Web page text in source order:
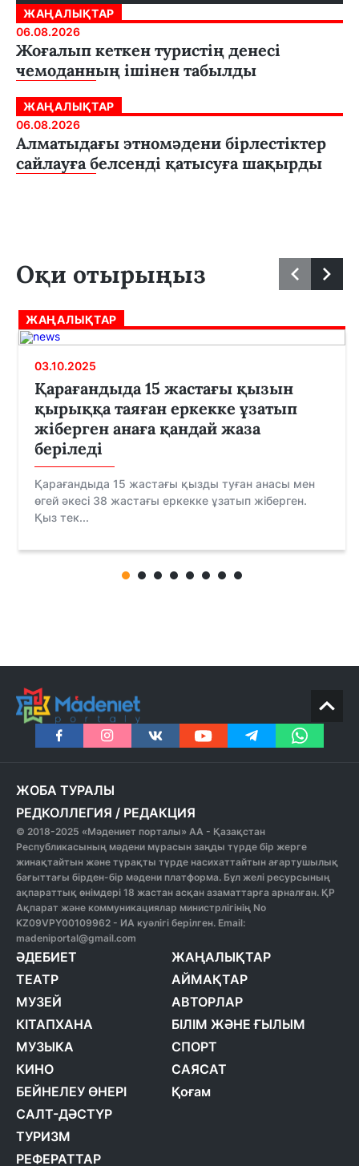
ЖАҢАЛЫҚТАР
06.08.2026
Жоғалып кеткен туристің денесі
чемоданның ішінен табылды
ЖАҢАЛЫҚТАР
06.08.2026
Алматыдағы этномәдени бірлестіктер
сайлауға белсенді қатысуға шақырды
Оқи отырыңыз
ЖАҢАЛЫҚТАР
03.10.2025
Қарағандыда 15 жастағы қызын
қырыққа таяған еркекке ұзатып
жіберген анаға қандай жаза
беріледі
Қарағандыда 15 жастағы қызды туған анасы мен
өгей әкесі 38 жастағы еркекке ұзатып жіберген.
Қыз тек...
ЖОБА ТУРАЛЫ
РЕДКОЛЛЕГИЯ / РЕДАКЦИЯ
© 2018-2025 «Мәдениет порталы» АА - Қазақстан
Республикасының мәдени мұрасын заңды түрде бір жерге
жинақтайтын және тұрақты түрде насихаттайтын ағартушылық
бағыттағы бірден-бір мәдени платформа. Бұл желі ресурсының
ақпараттық өнімдері 18 жастан асқан азаматтарға арналған. ҚР
Ақпарат және коммуникациялар министрлігінің No
KZ09VPY00109962 - ИА куәлігі берілген. Email:
madeniportal@gmail.com
ӘДЕБИЕТ
ТЕАТР
МУЗЕЙ
КІТАПХАНА
МУЗЫКА
КИНО
БЕЙНЕЛЕУ ӨНЕРІ
САЛТ-ДӘСТҮР
ТУРИЗМ
РЕФЕРАТТАР
ЖАҢАЛЫҚТАР
АЙМАҚТАР
АВТОРЛАР
БІЛІМ ЖӘНЕ ҒЫЛЫМ
СПОРТ
САЯСАТ
Қоғам